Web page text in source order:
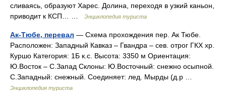
сливаясь, образуют Харес. Долина, переходя в узкий каньон,
приводит к КСП… …
Энциклопедия туриста
Ак-Тюбе, перевал — Схема прохождения пер. Ак Тюбе.
Расположен: Западный Кавказ – Гвандра – сев. отрог ГКХ хр.
Куршо Категория: 1Б к.с. Высота: 3350 м Ориентация:
Ю.Восток – С.Запад Склоны: Ю.Восточный: снежно осыпной.
С.Западный: снежный. Соединяет: лед. Мырды (д.р …
Энциклопедия туриста